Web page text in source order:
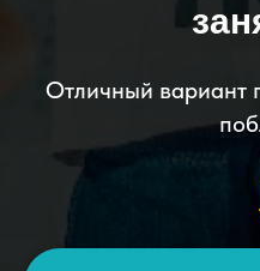
Отличный вариант